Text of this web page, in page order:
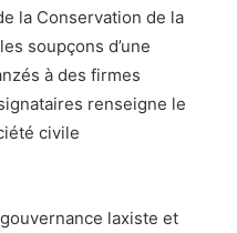
la Conservation de la
soupçons d’une
à des firmes
renseigne le
civile
laxiste et